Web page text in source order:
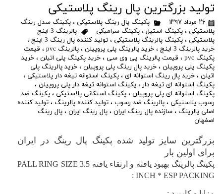
تولید بزرگترین پال رینگ پلاستیکی
۲۶ مرداد ۱۳۹۷ پکینگ پال رینگ پلاستیکی ، پکینگ سدل رینگ
پلاستیکی ، پکینگ استیل ، پکینگ سرامیکی
پالرینگ 3 اینچ
پلاستیکی ، پکینگ پالرینگ پلاستیکی ، تولید کننده پال رینگ 3 اینچ
،
خرید پالرینگ 3 اینچ
، خرید پالرینگ پلی پروپیلن ، پالرینگ pvc ، قیمت
پکینگ pvc
، قیمت پالرینگ پی وی سی ، خرید پکینگ پلی اتیلن ، خرید
پکینگ پلی پروپیلن ، خرید پال رینگ پلی پروپیلن ، خرید پالرینگ پلی
اتیلن ، خرید پال رینگ استوانه ای ، پکینگ استوانه تیغه دار پلاستیکی ،
پکینگ استوانه ای تیغه دار ، پکینگ استوانه تیغه دار پلی پروپیلن ،
پکینگ استوانه ای پلی پروپیلن ، پکینگ استکانی پلاستیکی ، پکینگ ضد
رسوب پلاستیکی ، پالرینگ ضد رسوب ، تولید کننده پالرینگ ، تولید کننده
اصلی پالرینگ ، سازنده پال رینگ ایران ، پال رینگ ایران ، پال رینگ
اصفهان
بزرگترین سایز تولید شده پکینگ پال رینگ در ایران
برای اولین بار
پکینگ پالرینگ بهبود یافته و ارتقاء یافته PALL RING SIZE 3.5
INCH * ESP PACKING
: